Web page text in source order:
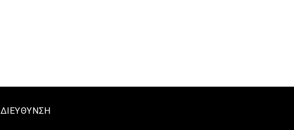
ΔΙΕΥΘΥΝΣΗ